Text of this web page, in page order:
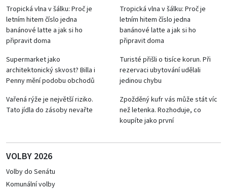
Tropická vlna v šálku: Proč je
letním hitem číslo jedna
banánové latte a jak si ho
připravit doma
Tropická vlna v šálku: Proč je
letním hitem číslo jedna
banánové latte a jak si ho
připravit doma
Supermarket jako
architektonický skvost? Billa i
Penny mění podobu obchodů
Turisté přišli o tisíce korun. Při
rezervaci ubytování udělali
jedinou chybu
Vařená rýže je největší riziko.
Tato jídla do zásoby nevařte
Zpožděný kufr vás může stát víc
než letenka. Rozhoduje, co
koupíte jako první
VOLBY 2026
Volby do Senátu
Komunální volby